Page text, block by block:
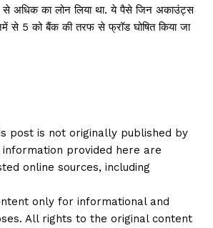
अधिक का लोन लिया था. ये पैसे जिन अकाउंट्स
से 5 को बैंक की तरफ से फ्रॉड घोषित किया जा
post is not originally published by
information provided here are
online sources, including
only for informational and
All rights to the original content